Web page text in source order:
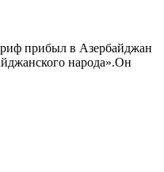
прибыл в Азербайджан
народа».Он